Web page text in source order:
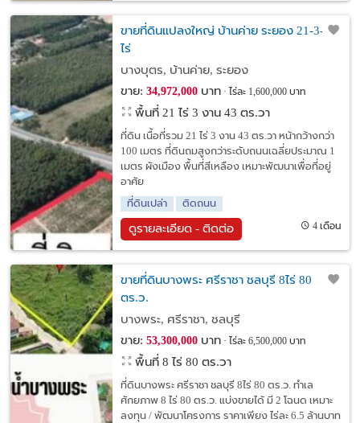
ขายที่ดินแปลงใหญ่ บ้านค่าย ระยอง 21-3-43
ไร่
บางบุตร, บ้านค่าย, ระยอง
ขาย: 34,972,000บาท ไร่ละ 1,600,000 บาท
พื้นที่ 21 ไร่ 3 งาน 43 ตร.วา
ที่ดิน เนื้อที่รวม 21 ไร่ 3 งาน 43 ตร.วา หน้ากว้างกว่า
100 เมตร ที่ดินถมสูงกว่าระดับถนนเฉลี่ยประมาณ 1
เมตร ผังเมือง พื้นที่สีเหลือง เหมาะพัฒนาเพื่อที่อยู่
อาศัย
ที่ดินเปล่า
ติดถนน
ดูรายละเอียด - ติดต่อ 4 เดือน
ขายที่ดินบางพระ ศรีราชา ชลบุรี 8ไร่ 80
ตร.ว.
บางพระ, ศรีราชา, ชลบุรี
ขาย: 53,300,000บาท ไร่ละ 6,500,000 บาท
พื้นที่ 8 ไร่ 80 ตร.วา
ที่ดินบางพระ ศรีราชา ชลบุรี 8ไร่ 80 ตร.ว. ทำเล
ศักยภาพ 8 ไร่ 80 ตร.ว. แบ่งขายได้ มี 2 โฉนด เหมาะ
ลงทุน / พัฒนาโครงการ ราคาเพียง ไร่ละ 6.5 ล้านบาท